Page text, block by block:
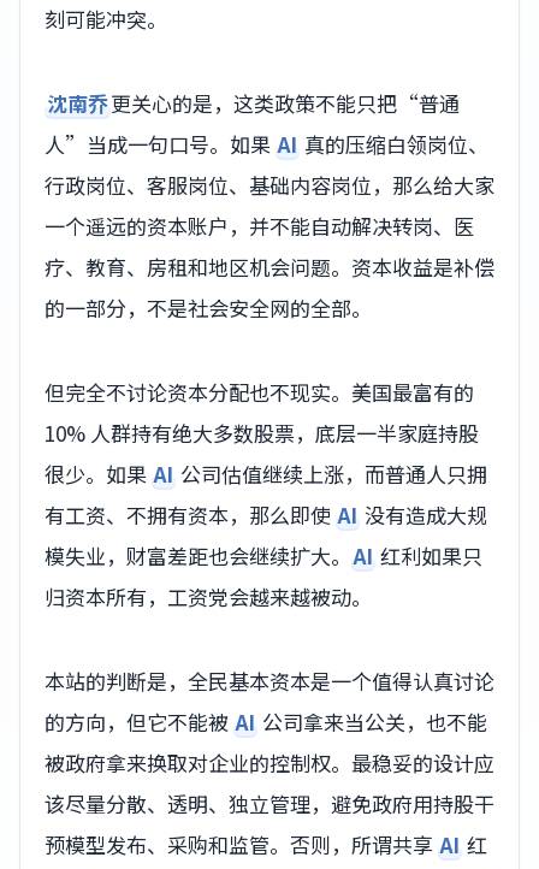
刻可能冲突。
沈南乔更关心的是，这类政策不能只把“普通
人”当成一句口号。如果 AI 真的压缩白领岗位、
行政岗位、客服岗位、基础内容岗位，那么给大家
一个遥远的资本账户，并不能自动解决转岗、医
疗、教育、房租和地区机会问题。资本收益是补偿
的一部分，不是社会安全网的全部。
但完全不讨论资本分配也不现实。美国最富有的
10% 人群持有绝大多数股票，底层一半家庭持股
很少。如果 AI 公司估值继续上涨，而普通人只拥
有工资、不拥有资本，那么即使 AI 没有造成大规
模失业，财富差距也会继续扩大。 AI 红利如果只
归资本所有，工资党会越来越被动。
本站的判断是，全民基本资本是一个值得认真讨论
的方向，但它不能被 AI 公司拿来当公关，也不能
被政府拿来换取对企业的控制权。最稳妥的设计应
该尽量分散、透明、独立管理，避免政府用持股干
预模型发布、采购和监管。否则，所谓共享 AI 红